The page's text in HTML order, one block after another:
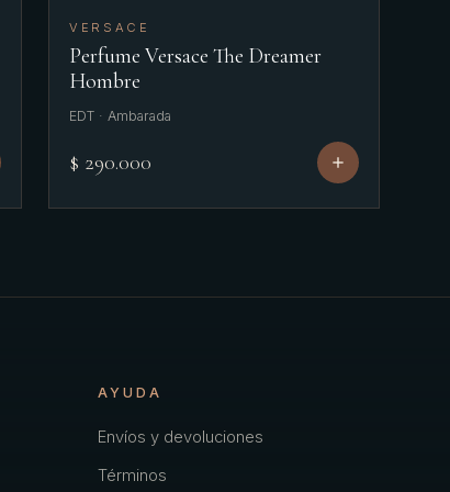
VERSACE
Perfume Versace The Dreamer
Hombre
EDT · Ambarada
$ 290.000
AYUDA
Envíos y devoluciones
Términos